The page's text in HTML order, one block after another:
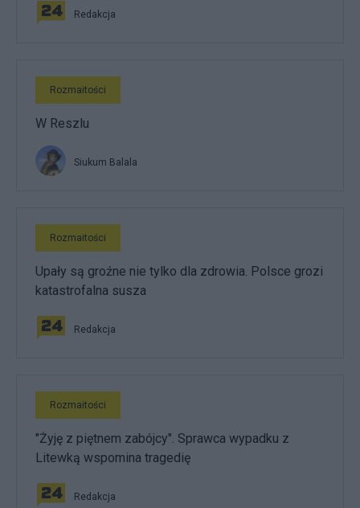
Redakcja
Rozmaitości
W Reszlu
Siukum Balala
Rozmaitości
Upały są groźne nie tylko dla zdrowia. Polsce grozi
katastrofalna susza
Redakcja
Rozmaitości
"Żyję z piętnem zabójcy". Sprawca wypadku z
Litewką wspomina tragedię
Redakcja